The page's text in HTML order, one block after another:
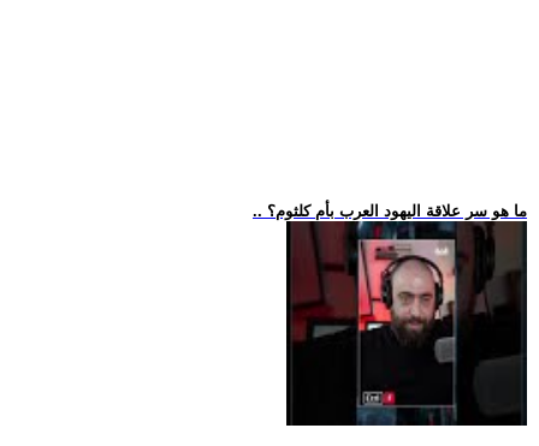
.. ما هو سر علاقة اليهود العرب بأم كلثوم؟